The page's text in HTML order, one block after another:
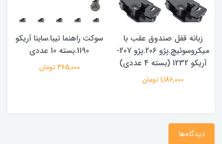
زبانه قفل صندوق عقب با
میکروسوئیچ.پژو 206.پژو 207-
آریکو 1232 (بسته 4 عددی)
1,186,000 تومان
سوکت راهنما تیبا.ساینا آریکو
1190.بسته 10 عددی
365,000 تومان
دیدگاه‌ها